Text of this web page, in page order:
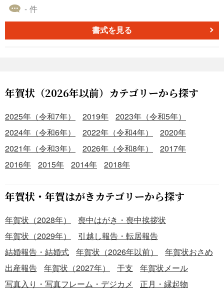
- 件
書式を見る
年賀状（2026年以前）カテゴリーから探す
2025年（令和7年） 2019年
2023年（令和5年）
2024年（令和6年）
2022年（令和4年）
2020年
2021年（令和3年）
2026年（令和8年）
2017年
2016年
2015年 2014年 2018年
年賀状・年賀はがきカテゴリーから探す
年賀状（2028年）
喪中はがき・喪中挨拶状
年賀状（2029年）
引越し報告・転居報告
結婚報告・結婚式
年賀状（2026年以前）
年賀状おさめ
出産報告
年賀状（2027年） 干支
年賀状メール
写真入り・写真フレーム・デジカメ
正月・縁起物